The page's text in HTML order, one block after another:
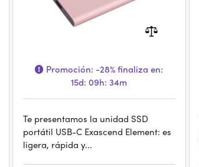
Promoción: -28%finaliza en:
15d: 09h: 34m
Te presentamos la unidad SSD
portátil USB-C Exascend Element: es
ligera, rápida y...